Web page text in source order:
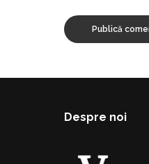
Despre noi